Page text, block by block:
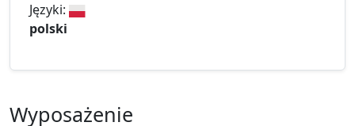
Języki:
polski
Wyposażenie